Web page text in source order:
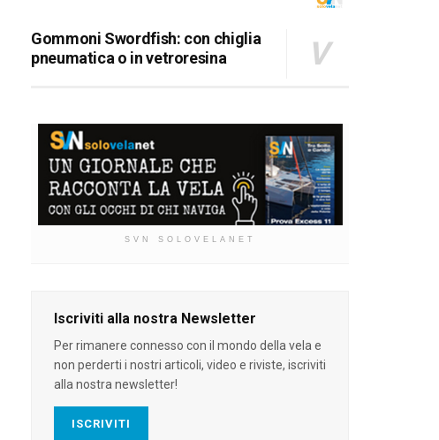
Gommoni Swordfish: con chiglia
pneumatica o in vetroresina
SVN SOLOVELANET
Iscriviti alla nostra Newsletter
Per rimanere connesso con il mondo della vela e
non perderti i nostri articoli, video e riviste, iscriviti
alla nostra newsletter!
ISCRIVITI